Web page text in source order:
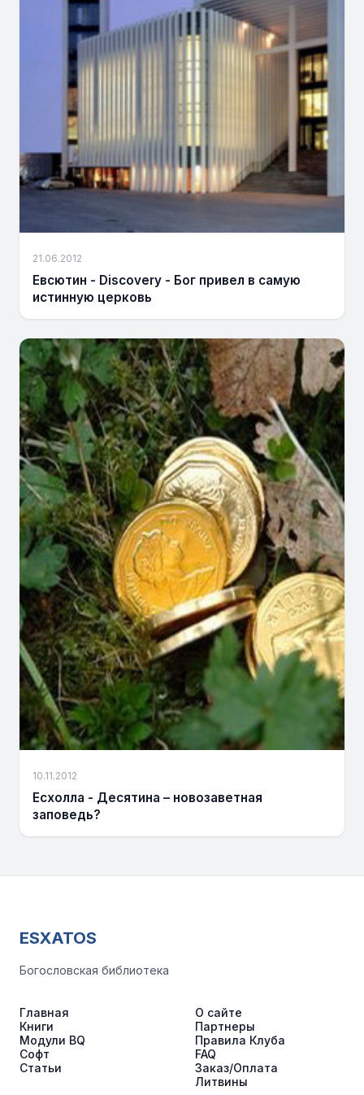
21.06.2012
Евсютин - Discovery - Бог привел в самую
истинную церковь
10.11.2012
Есхолла - Десятина – новозаветная
заповедь?
ESXATOS
Богословская библиотека
Главная
Книги
Модули BQ
Софт
Статьи
О сайте
Партнеры
Правила Клуба
FAQ
Заказ/Оплата
Литвины